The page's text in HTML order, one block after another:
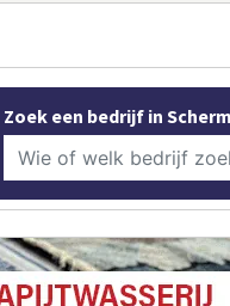
Zoek een bedrijf in